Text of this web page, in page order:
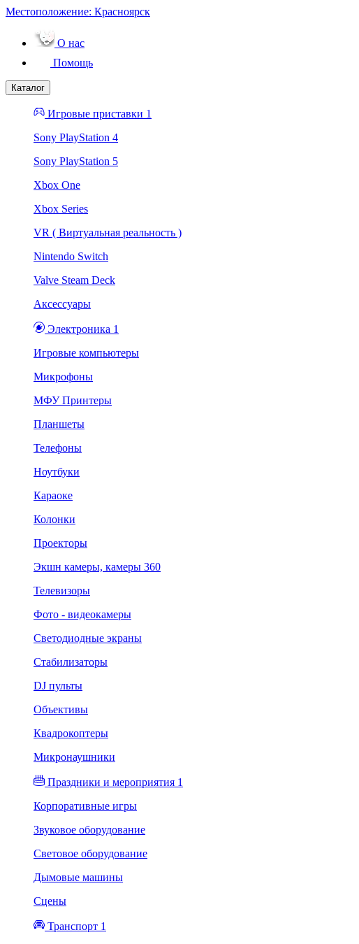
Местоположение: Красноярск
О нас
Помощь
Каталог
Игровые приставки 1
Sony PlayStation 4
Sony PlayStation 5
Xbox One
Xbox Series
VR ( Виртуальная реальность )
Nintendo Switch
Valve Steam Deck
Аксессуары
Электроника 1
Игровые компьютеры
Микрофоны
МФУ Принтеры
Планшеты
Телефоны
Ноутбуки
Караоке
Колонки
Проекторы
Экшн камеры, камеры 360
Телевизоры
Фото - видеокамеры
Светодиодные экраны
Стабилизаторы
DJ пульты
Объективы
Квадрокоптеры
Микронаушники
Праздники и мероприятия 1
Корпоративные игры
Звуковое оборудование
Световое оборудование
Дымовые машины
Сцены
Транспорт 1